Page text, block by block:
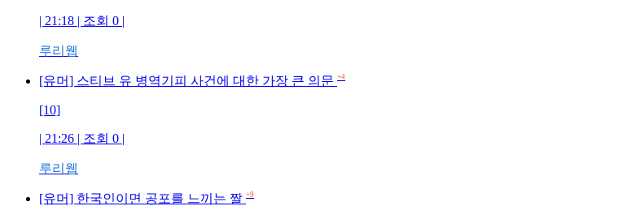
| 21:18 | 조회 0 |
루리웹
[유머] 스티브 유 병역기피 사건에 대한 가장 큰 의문 +4
[10]
| 21:26 | 조회 0 |
루리웹
[유머] 한국인이면 공포를 느끼는 짤 +9